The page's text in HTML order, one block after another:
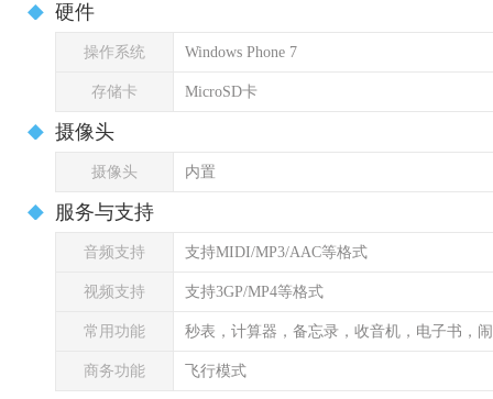
硬件
操作系统 Windows Phone 7
存储卡 MicroSD卡
摄像头
摄像头 内置
服务与支持
音频支持 支持MIDI/MP3/AAC等格式
视频支持 支持3GP/MP4等格式
常用功能 秒表，计算器，备忘录，收音机，电子书，
商务功能 飞行模式